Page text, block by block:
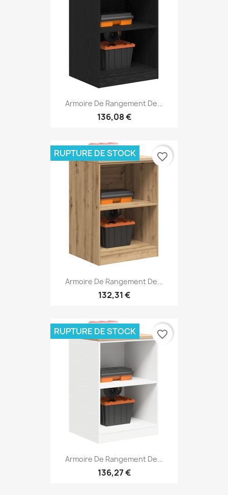
Armoire De Rangement De...
136,08 €
Armoire De Rangement De...
132,31 €
RUPTURE DE STOCK favorite_border
Armoire De Rangement De...
136,27 €
RUPTURE DE STOCK favorite_border